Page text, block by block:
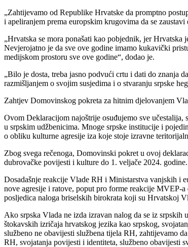
„Zahtijevamo od Republike Hrvatske da promptno
i apeliranjem prema europskim krugovima da se
„Hrvatska se mora ponašati kao pobjednik, jer
Nevjerojatno je da sve ove godine imamo kukavički
medijskom prostoru sve ove godine“, dodao je.
„Bilo je dosta, treba jasno podvući crtu i dati do znanja
razmišljanjem o svojim susjedima i o stvaranju srpske
Zahtjev Domovinskog pokreta za hitnim djelovanjem
Ovom Deklaracijom najoštrije osuđujemo sve
u srpskim udžbenicima. Mnoge srpske institucije i
o obliku kulturne agresije iza koje stoje izravne
Zbog svega rečenoga, Domovinski pokret u ovoj
dubrovačke povijesti i kulture do 1. veljače 2024. godine.
Dosadašnje reakcije Vlade RH i Ministarstva vanjskih i
nove agresije i ratove, poput pro forme reakcije MVEP-
posljedica naloga briselskih birokrata koji su Hrvatskoj
Ako srpska Vlada ne izda izravan nalog da se iz
štokavskih izričaja hrvatskog jezika kao srpskog,
službeno ne obavijesti službena tijela RH, zahtijevamo
RH, svojatanja povijesti i identiteta, službeno obavijesti